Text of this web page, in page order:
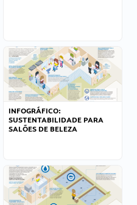
INFOGRÁFICO:
SUSTENTABILIDADE PARA
SALÕES DE BELEZA